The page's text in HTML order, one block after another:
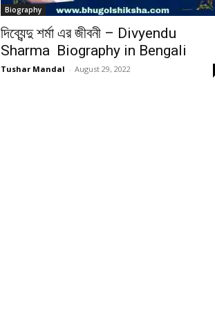
Biography
দিব্যেন্দু শর্মা এর জীবনী – Divyendu
Sharma Biography in Bengali
Tushar Mandal - August 29, 2022